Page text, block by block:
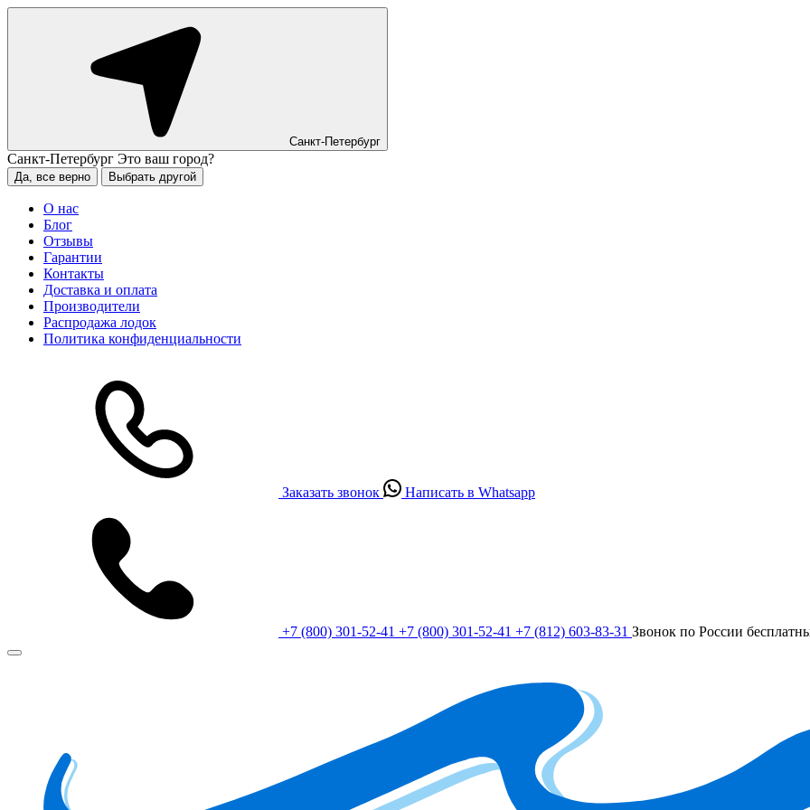
Санкт-Петербург
Санкт-Петербург Это ваш город?
Да, все верно Выбрать другой
О нас
Блог
Отзывы
Гарантии
Контакты
Доставка и оплата
Производители
Распродажа лодок
Политика конфиденциальности
Заказать звонок Написать в Whatsapp
+7 (800) 301-52-41 +7 (800) 301-52-41 +7 (812) 603-83-31 Звонок по России